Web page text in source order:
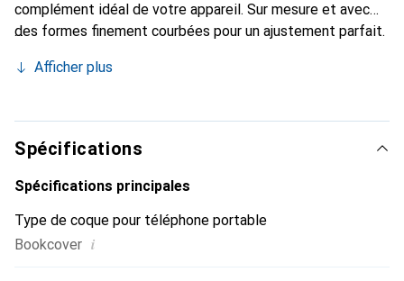
complément idéal de votre appareil. Sur mesure et avec
des formes finement courbées pour un ajustement parfait.
smartphone. La marque Noreve est internationalement
toujours un bon choix pour le client exigeant.
Afficher plus
Spécifications
Spécifications principales
Type de coque pour téléphone portable
Bookcover i